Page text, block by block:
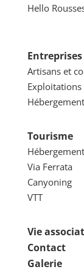
Hello
Artisans et
Exploitations
Tourisme
Via Ferrata
Canyoning
VTT
Vie
Contact
Galerie